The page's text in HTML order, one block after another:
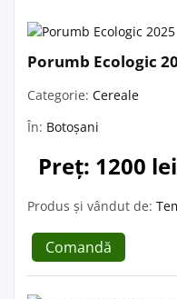
Porumb Ecologic
Categorie: Cereale
În: Botoșani
Preț: 1200
Produs și vândut de:
Comandă